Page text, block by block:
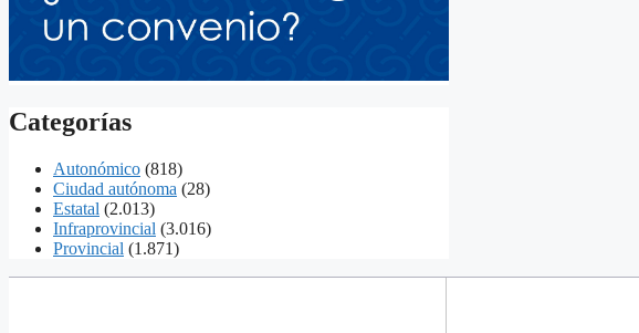
Categorías
Autonómico (818)
Ciudad autónoma (28)
Estatal (2.013)
Infraprovincial (3.016)
Provincial (1.871)